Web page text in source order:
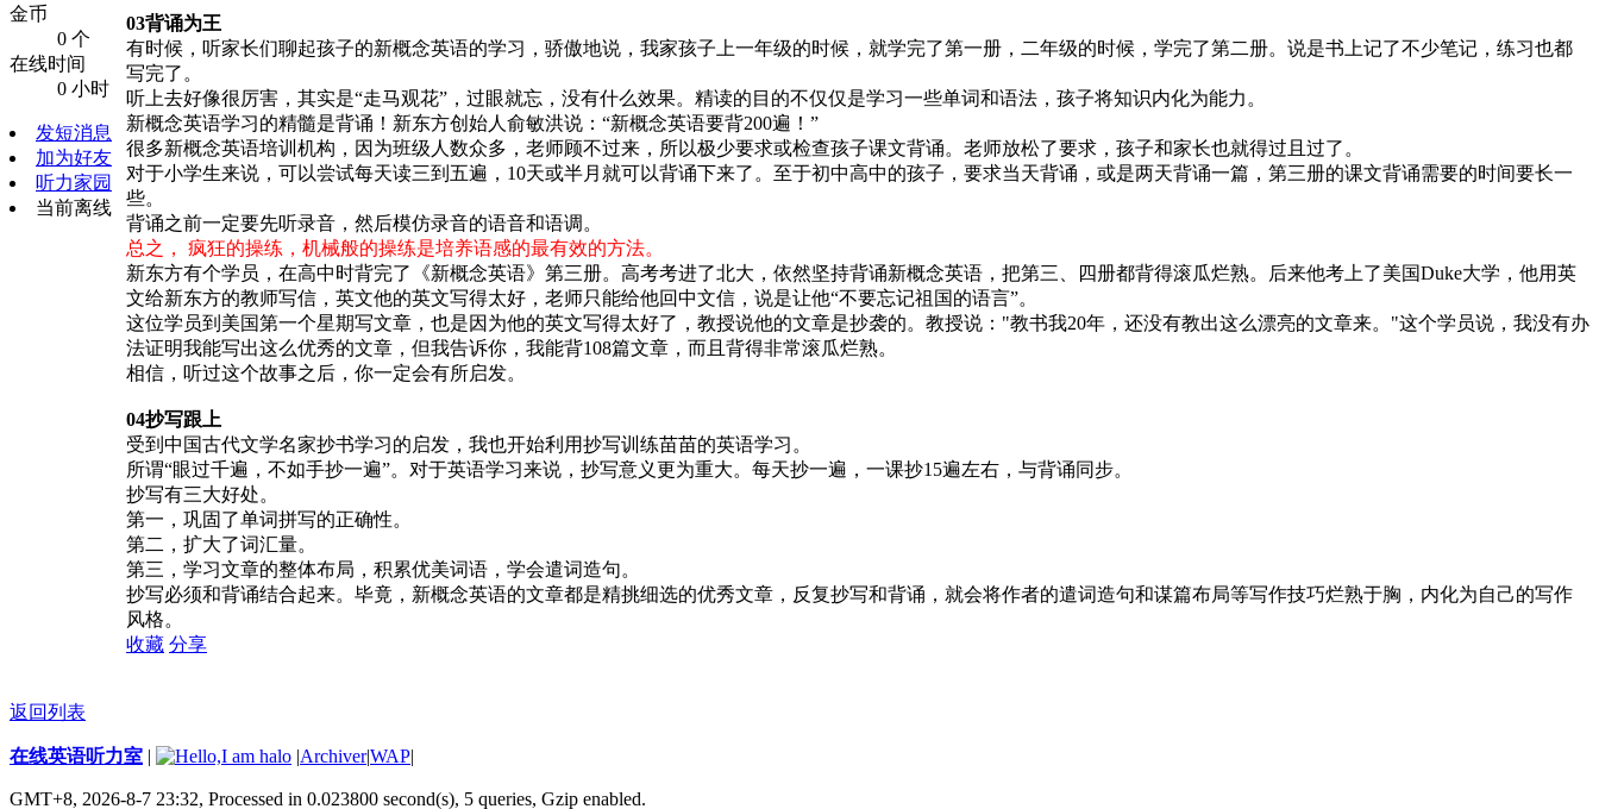
金币
0 个
在线时间
0 小时
发短消息
加为好友
听力家园
当前离线
03背诵为王
有时候，听家长们聊起孩子的新概念英语的学习，骄傲地说，我家孩子上一年级的时候，就学完了第一册，二年级的时候，学完了第二册。说是书上记了不少笔记，练习也都
写完了。
听上去好像很厉害，其实是“走马观花”，过眼就忘，没有什么效果。精读的目的不仅仅是学习一些单词和语法，孩子将知识内化为能力。
新概念英语学习的精髓是背诵！新东方创始人俞敏洪说：“新概念英语要背200遍！”
很多新概念英语培训机构，因为班级人数众多，老师顾不过来，所以极少要求或检查孩子课文背诵。老师放松了要求，孩子和家长也就得过且过了。
对于小学生来说，可以尝试每天读三到五遍，10天或半月就可以背诵下来了。至于初中高中的孩子，要求当天背诵，或是两天背诵一篇，第三册的课文背诵需要的时间要长一
些。
背诵之前一定要先听录音，然后模仿录音的语音和语调。
总之， 疯狂的操练，机械般的操练是培养语感的最有效的方法。
新东方有个学员，在高中时背完了《新概念英语》第三册。高考考进了北大，依然坚持背诵新概念英语，把第三、四册都背得滚瓜烂熟。后来他考上了美国Duke大学，他用英
文给新东方的教师写信，英文他的英文写得太好，老师只能给他回中文信，说是让他“不要忘记祖国的语言”。
这位学员到美国第一个星期写文章，也是因为他的英文写得太好了，教授说他的文章是抄袭的。教授说："教书我20年，还没有教出这么漂亮的文章来。"这个学员说，我没有办
法证明我能写出这么优秀的文章，但我告诉你，我能背108篇文章，而且背得非常滚瓜烂熟。
相信，听过这个故事之后，你一定会有所启发。
04抄写跟上
受到中国古代文学名家抄书学习的启发，我也开始利用抄写训练苗苗的英语学习。
所谓“眼过千遍，不如手抄一遍”。对于英语学习来说，抄写意义更为重大。每天抄一遍，一课抄15遍左右，与背诵同步。
抄写有三大好处。
第一，巩固了单词拼写的正确性。
第二，扩大了词汇量。
第三，学习文章的整体布局，积累优美词语，学会遣词造句。
抄写必须和背诵结合起来。毕竟，新概念英语的文章都是精挑细选的优秀文章，反复抄写和背诵，就会将作者的遣词造句和谋篇布局等写作技巧烂熟于胸，内化为自己的写作
风格。
收藏 分享
返回列表
在线英语听力室 | |Archiver|WAP|
GMT+8, 2026-8-7 23:32, Processed in 0.023800 second(s), 5 queries, Gzip enabled.